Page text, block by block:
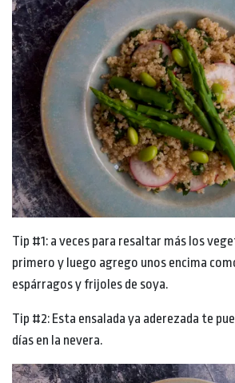
Tip #1: a veces para resaltar más los
primero y luego agrego unos encima
espárragos y frijoles de soya.
Tip #2: Esta ensalada ya aderezada te
días en la nevera.